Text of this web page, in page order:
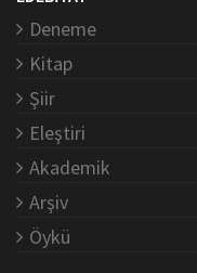
Deneme
Kitap
Şiir
Eleştiri
Akademik
Arşiv
Öykü